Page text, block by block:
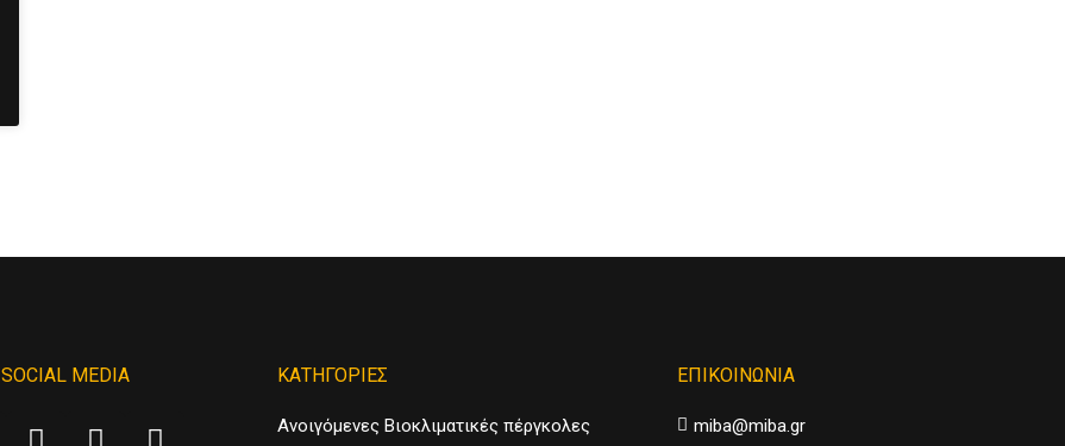
SOCIAL MEDIA ΚΑΤΗΓΟΡΙΕΣ
Ανοιγόμενες Βιοκλιματικές πέργκολες
ΕΠΙΚΟΙΝΩΝΙΑ
miba@miba.gr